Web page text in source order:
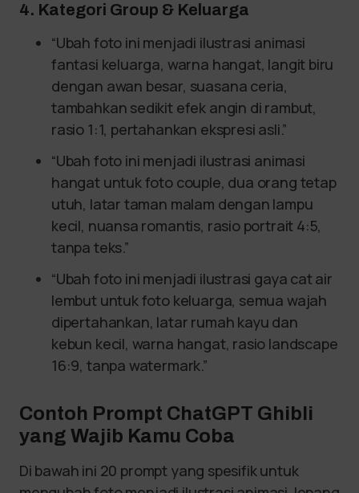
4. Kategori Group & Keluarga
“Ubah foto ini menjadi ilustrasi animasi
fantasi keluarga, warna hangat, langit biru
dengan awan besar, suasana ceria,
tambahkan sedikit efek angin di rambut,
rasio 1:1, pertahankan ekspresi asli.”
“Ubah foto ini menjadi ilustrasi animasi
hangat untuk foto couple, dua orang tetap
utuh, latar taman malam dengan lampu
kecil, nuansa romantis, rasio portrait 4:5,
tanpa teks.”
“Ubah foto ini menjadi ilustrasi gaya cat air
lembut untuk foto keluarga, semua wajah
dipertahankan, latar rumah kayu dan
kebun kecil, warna hangat, rasio landscape
16:9, tanpa watermark.”
Contoh Prompt ChatGPT Ghibli
yang Wajib Kamu Coba
Di bawah ini 20 prompt yang spesifik untuk